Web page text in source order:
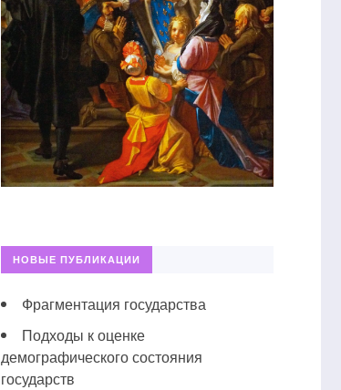
НОВЫЕ ПУБЛИКАЦИИ
Фрагментация государства
Подходы к оценке
демографического состояния
государств